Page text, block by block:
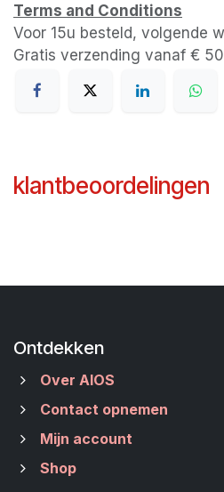
Terms and Conditions
Voor 15u besteld, volgende
Gratis verzending vanaf €
klantbeoordelingen
Ontdekken
Over AIOS
Contact opnemen
Mijn account
Shop